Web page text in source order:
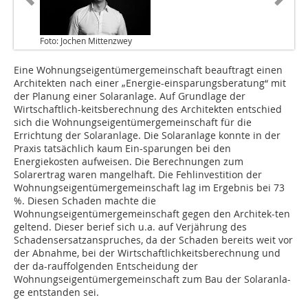
Foto: Jochen Mittenzwey
Eine Wohnungseigentümergemeinschaft beauftragt einen
Architekten nach einer „Energie-einsparungsberatung“ mit
der Planung einer Solaranlage. Auf Grundlage der
Wirtschaftlich-keitsberechnung des Architekten entschied
sich die Wohnungseigentümergemeinschaft für die
Errichtung der Solaranlage. Die Solaranlage konnte in der
Praxis tatsächlich kaum Ein-sparungen bei den
Energiekosten aufweisen. Die Berechnungen zum
Solarertrag waren mangelhaft. Die Fehlinvestition der
Wohnungseigentümergemeinschaft lag im Ergebnis bei 73
%. Diesen Schaden machte die
Wohnungseigentümergemeinschaft gegen den Architek-ten
geltend. Dieser berief sich u.a. auf Verjährung des
Schadensersatzanspruches, da der Schaden bereits weit vor
der Abnahme, bei der Wirtschaftlichkeitsberechnung und
der da-rauffolgenden Entscheidung der
Wohnungseigentümergemeinschaft zum Bau der Solaranla-
ge entstanden sei.